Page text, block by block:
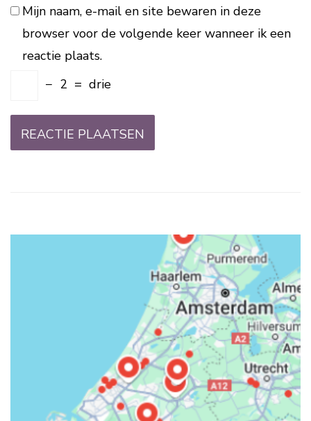
Mijn naam, e-mail en site bewaren in deze
browser voor de volgende keer wanneer ik een
reactie plaats.
− 2 = drie